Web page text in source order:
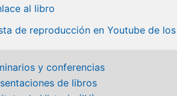
al libro
de reproducción en Youtube de los
y conferencias
de libros